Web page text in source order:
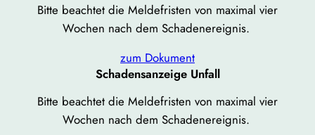
Bitte beachtet die Meldefristen von maximal vier
Wochen nach dem Schadenereignis.
zum Dokument
Schadensanzeige Unfall
Bitte beachtet die Meldefristen von maximal vier
Wochen nach dem Schadenereignis.